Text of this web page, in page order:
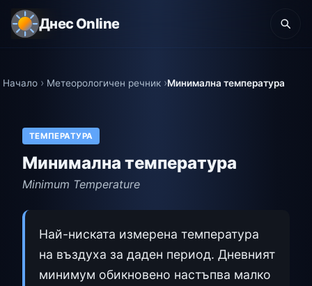
Днес Online
Начало Метеорологичен речник Минимална температура
ТЕМПЕРАТУРА
Минимална температура
Minimum Temperature
Най-ниската измерена температура
на въздуха за даден период. Дневният
минимум обикновено настъпва малко